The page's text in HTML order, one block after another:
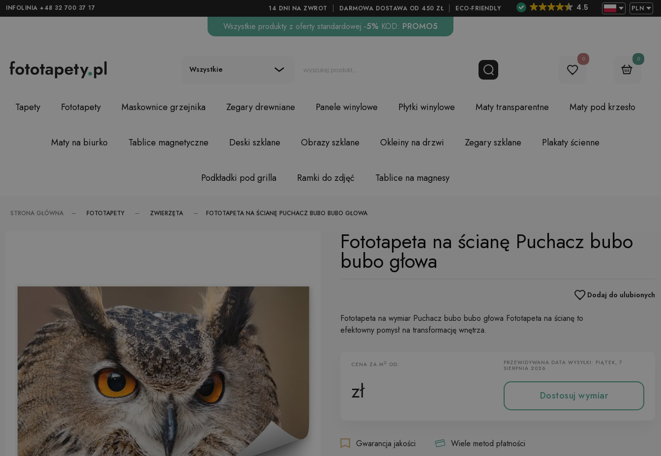
INFOLINIA +48 32 700 37 17 14 DNI NA ZWROT DARMOWA DOSTAWA OD 450 ZŁ ECO-FRIENDLY 4.5 PLN
Wszystkie produkty z oferty standardowej -5% KOD: PROMO5
Wszystkie
0 0
Tapety Fototapety Maskownice grzejnika Zegary drewniane Panele winylowe Płytki winylowe Maty transparentne Maty pod krzesło
Maty na biurko Tablice magnetyczne Deski szklane Obrazy szklane Okleiny na drzwi Zegary szklane Plakaty ścienne
Podkładki pod grilla Ramki do zdjęć Tablice na magnesy
STRONA GŁÓWNA FOTOTAPETY ZWIERZĘTA FOTOTAPETA NA ŚCIANĘ PUCHACZ BUBO BUBO GŁOWA
Fototapeta na ścianę Puchacz bubo
bubo głowa
Dodaj do ulubionych
Fototapeta na wymiar Puchacz bubo bubo głowa Fototapeta na ścianę to
efektowny pomysł na transformację wnętrza.
Fototapeta Flizelinowa
CENA ZA M2 OD:
zł
PRZEWIDYWANA DATA WYSYŁKI: PIĄTEK, 7
SIERPNIA 2026
Dostosuj wymiar
Gwarancja jakości Wiele metod płatności